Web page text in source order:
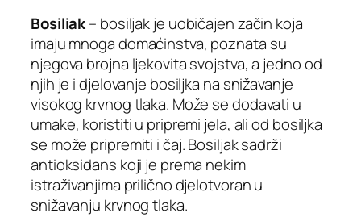
Bosiliak– bosiljak je uobičajen začin koja
imaju mnoga domaćinstva, poznata su
njegova brojna ljekovita svojstva, a jedno od
njih je i djelovanje bosiljka na snižavanje
visokog krvnog tlaka. Može se dodavati u
umake, koristiti u pripremi jela, ali od bosiljka
se može pripremiti i čaj. Bosiljak sadrži
antioksidans koji je prema nekim
istraživanjima prilično djelotvoran u
snižavanju krvnog tlaka.